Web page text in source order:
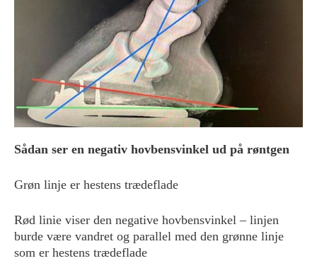
Sådan ser en negativ hovbensvinkel ud på røntgen
Grøn linje er hestens trædeflade
Rød linie viser den negative hovbensvinkel – linjen
burde være vandret og parallel med den grønne linje
som er hestens trædeflade